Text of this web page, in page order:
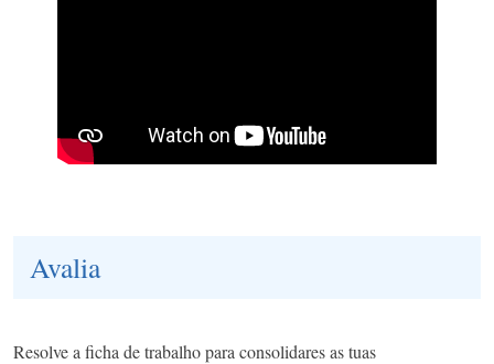
Avalia
Resolve a ficha de trabalho para consolidares as tuas